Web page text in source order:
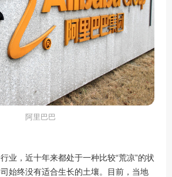
阿里巴巴
业，近十年来都处于一种比较“荒凉”的状
始终没有适合生长的土壤。目前，当地